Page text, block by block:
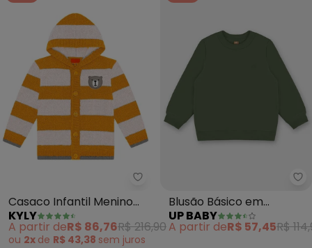
Kyly - Casaco Infantil Menino
Casaco Infantil Menino
em Ursinho (Amarelo)
KYLY
A partir deR$ 86,76R$ 216,90
ou 2x de R$ 43,38 sem juros
Blusão Básico em
Moletom Menino (Verde)
UP BABY
A partir deR$ 57,45R$